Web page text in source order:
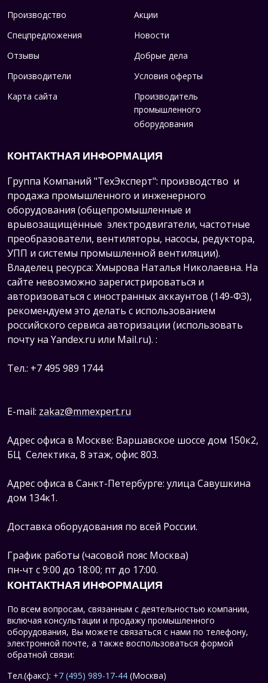
Производство
Акции
Спецпредложения
Новости
Отзывы
Добрые дела
Производители
Условия оферты
Карта сайта
Производитель
промышленного
оборудования
КОНТАКТНАЯ ИНФОРМАЦИЯ
Группа Компаний "ТехЭксперт": производство и
продажа промышленного и инженерного
оборудования (общепромышленные и
врывозащищённые электродвигатели, частотные
преобразователи, вентиляторы, насосы, редуктора,
УПП и системы промышленной вентиляции).
Владелец ресурса: Хмырова Наталья Николаевна. На
сайте невозможно зарегистрироваться и
авторизоваться с иностранных аккаунтов (149-ФЗ),
рекомендуем это делать с использованием
российского сервиса авторизации (использовать
почту на Yandex.ru или Mail.ru). :
Тел.: +7 495 989 1744
E-mail: zakaz@mmexpert.ru
Адрес офиса в Москве: Варшавское шоссе дом 150к2,
БЦ Селектика, 8 этаж, офис 803.
Адрес офиса в Санкт-Петербурге: улица Савушкина
дом 134к1.
Доставка оборудования по всей России.
График работы (часовой пояс Москва)
пн-чт с 9:00 до 18:00; пт до 17:00.
КОНТАКТНАЯ ИНФОРМАЦИЯ
По всем вопросам, связанным с деятельностью компании,
включая консультации и продажу промышленного
оборудования, Вы можете связаться с нами по телефону,
электронной почте, а также воспользоваться формой
обратной связи:
Тел.(факс): +7 (495) 989-17-44 (Москва)